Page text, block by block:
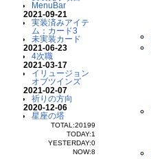
MenuBar
2021-09-21
実装済みアイテ
ム：カード3
未実装カード
2021-06-23
4次職
2021-03-17
イリュージョン
オブツインズ
2021-02-07
祈りの方向
2020-12-06
星座の塔
TOTAL:20199
TODAY:1
YESTERDAY:0
NOW:8